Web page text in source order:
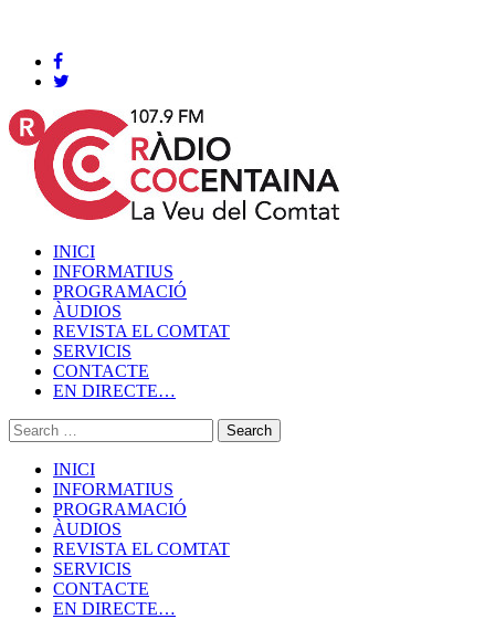
INICI
INFORMATIUS
PROGRAMACIÓ
ÀUDIOS
REVISTA EL COMTAT
SERVICIS
CONTACTE
EN DIRECTE…
INICI
INFORMATIUS
PROGRAMACIÓ
ÀUDIOS
REVISTA EL COMTAT
SERVICIS
CONTACTE
EN DIRECTE…